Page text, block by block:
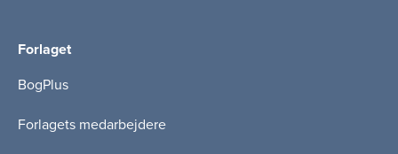
Forlaget
BogPlus
Forlagets medarbejdere